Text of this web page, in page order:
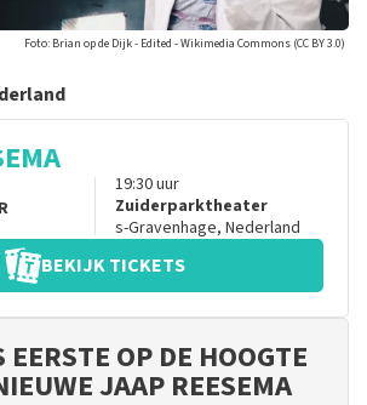
Foto: Brian op de Dijk - Edited - Wikimedia Commons (CC BY 3.0)
19:30uur
Zuiderparktheater
s-Gravenhage, Nederland
BEKIJK TICKETS
OP DE HOOGTE
JAAP REESEMA